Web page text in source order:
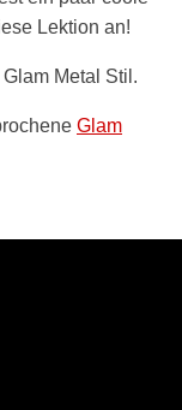
Lektion an!
Metal Stil.
Glam